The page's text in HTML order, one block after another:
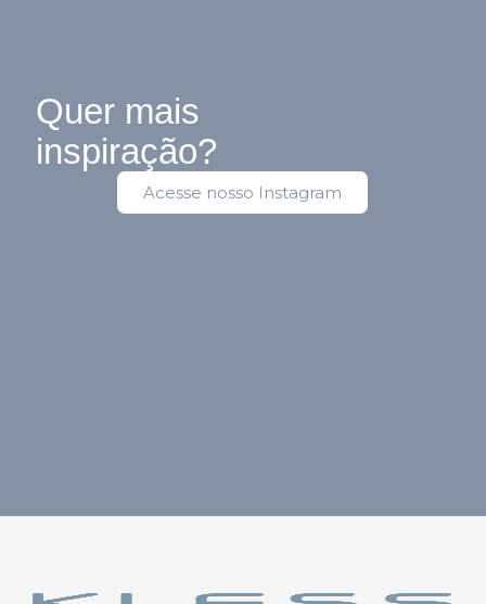
Quer mais
inspiração?
Acesse nosso Instagram